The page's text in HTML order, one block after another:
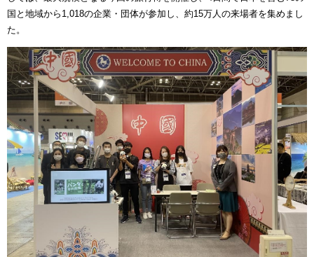
国と地域から1,018の企業・団体が参加し、約15万人の来場者を集めまし
た。